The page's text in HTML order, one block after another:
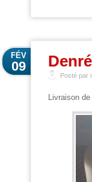
FÉV
09
Posté par
Livraison